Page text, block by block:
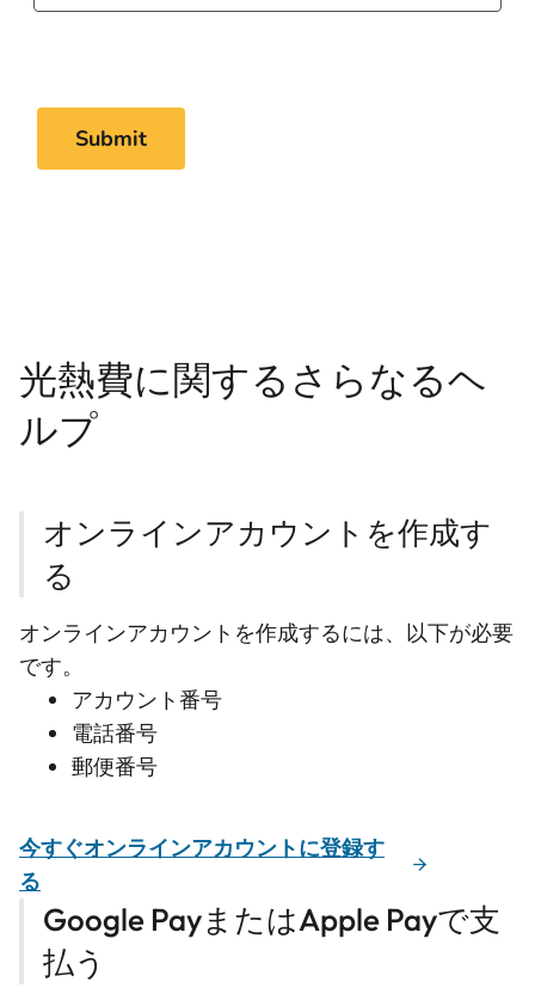
光熱費に関するさらなるヘ
ルプ
オンラインアカウントを作成す
る
オンラインアカウントを作成するには、以下が必要
です。
アカウント番号
電話番号
郵便番号
今すぐオンラインアカウントに登録す
る
Google PayまたはApple Payで支
払う